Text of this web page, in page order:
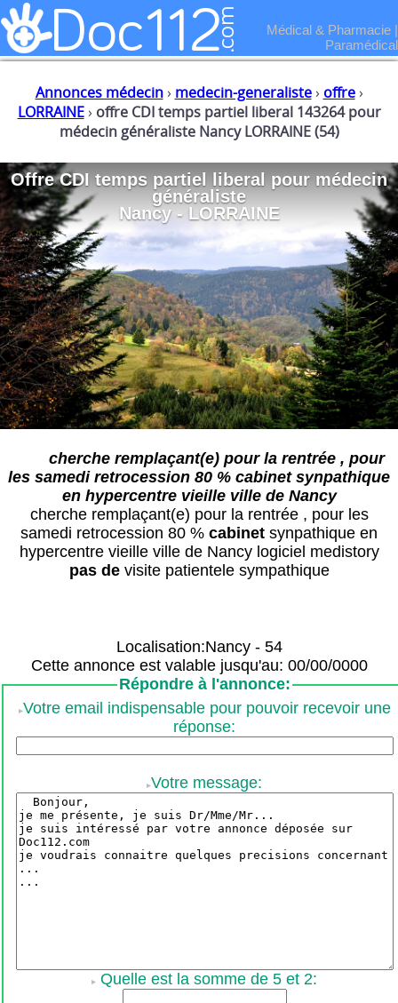
Médical & Pharmacie |
Paramédical
Annonces médecin › medecin-generaliste › offre ›
LORRAINE › offre CDI temps partiel liberal 143264 pour
médecin généraliste Nancy LORRAINE (54)
Offre CDI temps partiel liberal pour médecin
généraliste
Nancy - LORRAINE
cherche remplaçant(e) pour la rentrée , pour
les samedi retrocession 80 % cabinet synpathique
en hypercentre vieille ville de Nancy
cherche remplaçant(e) pour la rentrée , pour les
samedi retrocession 80 % cabinet synpathique en
hypercentre vieille ville de Nancy logiciel medistory
pas devisite patientele sympathique
Localisation:Nancy - 54
Cette annonce est valable jusqu'au: 00/00/0000
Répondre à l'annonce:
Votre email indispensable pour pouvoir recevoir une
réponse:
Votre message:
Quelle est la somme de 5 et 2: